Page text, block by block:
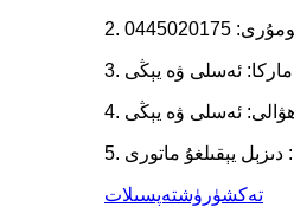
0445020175
3. ماركا: ئەسلى ۋە يېڭى
ئەسلى ۋە يېڭى
دىزېل يېقىلغۇ ماتورى
تەكشۈرۈشتەپسىلات